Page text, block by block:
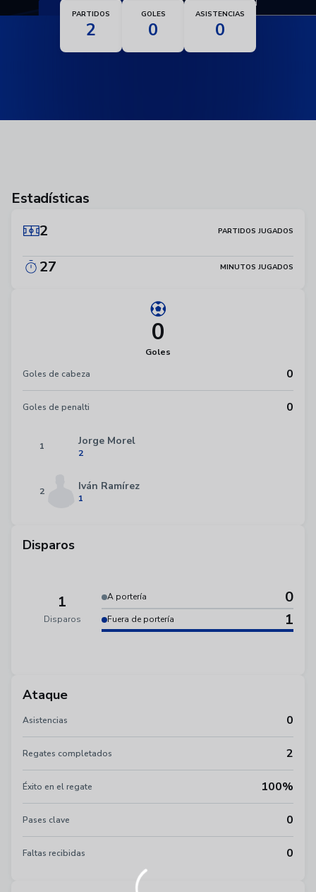
Nacionalidad
PARTIDOS
2
GOLES
0
ASISTENCIAS
0
Estadísticas
2
PARTIDOS JUGADOS
27 MINUTOS JUGADOS
0
Goles
Goles de cabeza
0
Goles de penalti 0
1 Jorge Morel
2
2 Iván Ramírez
1
Disparos
1
Disparos
A portería 0
Fuera de portería 1
Ataque
Asistencias 0
Regates completados 2
Éxito en el regate 100%
Pases clave 0
Faltas recibidas 0